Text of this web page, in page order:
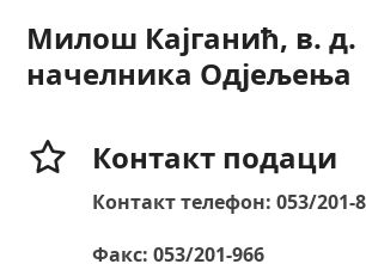
Милош Кајганић, в. д.
начелника Одјељења
Контакт подаци
Контакт телефон: 053/201-
Факс: 053/201-966